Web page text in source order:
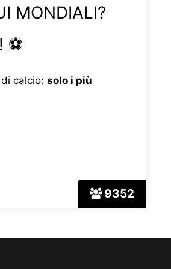
9352
MONDIALI?
⚽
calcio: solo i più